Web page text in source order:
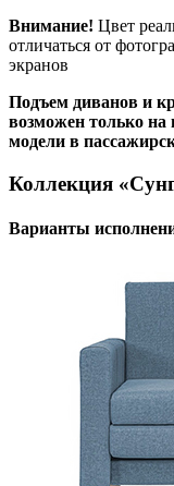
Внимание! Цвет
отличаться от
экранов
Подъем диванов и
возможен только
модели в
Коллекция
Варианты